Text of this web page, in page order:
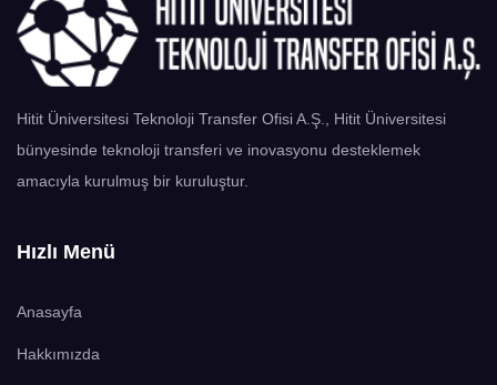
Hitit Üniversitesi Teknoloji Transfer Ofisi A.Ş., Hitit Üniversitesi
bünyesinde teknoloji transferi ve inovasyonu desteklemek
amacıyla kurulmuş bir kuruluştur.
Hızlı Menü
Anasayfa
Hakkımızda